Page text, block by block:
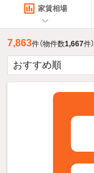
家賃相場
7,863件（物件数1,667件）